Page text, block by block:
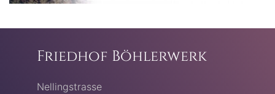
Friedhof Böhlerwerk
Nellingstrasse